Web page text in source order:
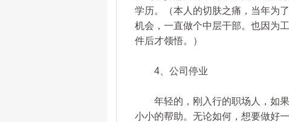
学历。（本人的切肤之痛，当年为
机会，一直做个中层干部。也因为
件后才领悟。）
4、公司停业
年轻的，刚入行的职场人，如果
小小的帮助。无论如何，想要做好